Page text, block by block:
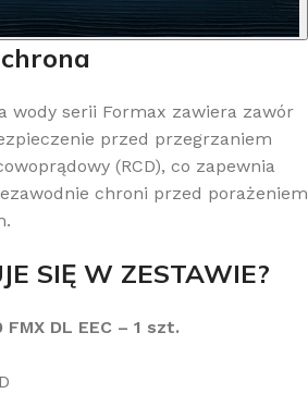
wody serii Formax zawiera zawór
przed przegrzaniem
(RCD), co zapewnia
chroni przed porażeniem
SIĘ W ZESTAWIE?
DL EEC – 1 szt.